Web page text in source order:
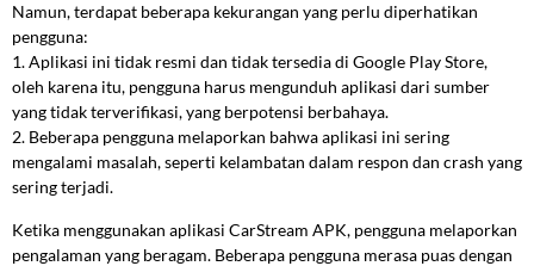
Namun, terdapat beberapa kekurangan yang perlu diperhatikan
pengguna:
1. Aplikasi ini tidak resmi dan tidak tersedia di Google Play Store,
oleh karena itu, pengguna harus mengunduh aplikasi dari sumber
yang tidak terverifikasi, yang berpotensi berbahaya.
2. Beberapa pengguna melaporkan bahwa aplikasi ini sering
mengalami masalah, seperti kelambatan dalam respon dan crash yang
sering terjadi.
Ketika menggunakan aplikasi CarStream APK, pengguna melaporkan
pengalaman yang beragam. Beberapa pengguna merasa puas dengan